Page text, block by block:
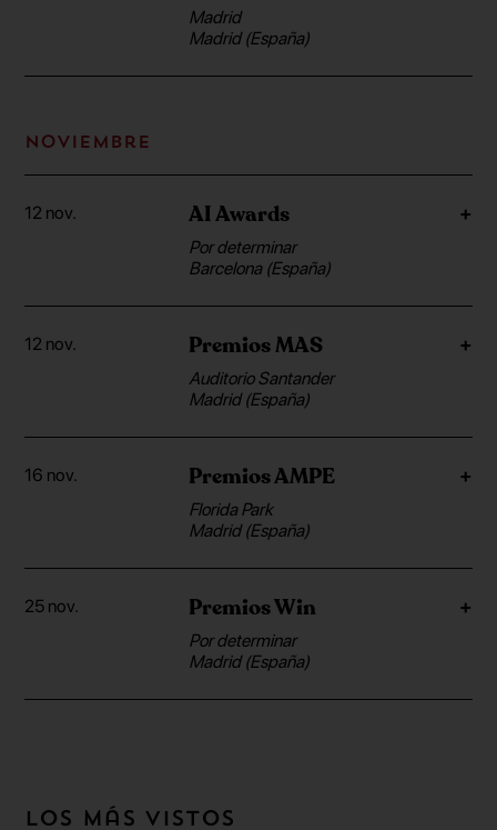
Madrid
Madrid (España)
Noviembre
12 nov. AI Awards
Por determinar
Barcelona (España)
12 nov. Premios MAS
Auditorio Santander
Madrid (España)
16 nov. Premios AMPE
Florida Park
Madrid (España)
25 nov. Premios Win
Por determinar
Madrid (España)
Los más vistos